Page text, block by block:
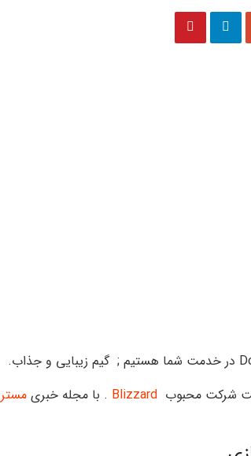
شرکت محبوب
. با مجله خبری مستر